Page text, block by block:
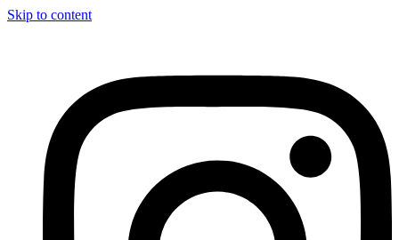
Skip to content